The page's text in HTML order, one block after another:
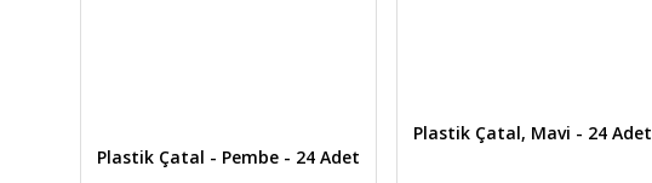
Plastik Çatal - Pembe - 24 Adet
Plastik Çatal, Mavi - 24 Adet